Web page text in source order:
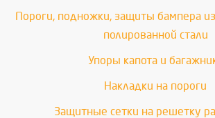
Пороги, подножки, защиты бампера
полированной стали
Упоры капота и
Накладки на пороги
Защитные сетки на решетку